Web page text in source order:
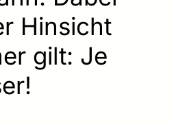
Hinsicht
gilt: Je